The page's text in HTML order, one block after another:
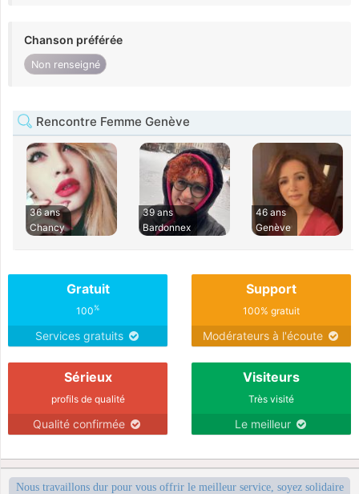
Chanson préférée
Non renseigné
Rencontre Femme Genève
36 ans
Chancy
39 ans
Bardonnex
46 ans
Genève
Gratuit
100%
Services gratuits
Support
100% gratuit
Modérateurs à l'écoute
Sérieux
profils de qualité
Qualité confirmée
Visiteurs
Très visité
Le meilleur
Nous travaillons dur pour vous offrir le meilleur service, soyez solidaire